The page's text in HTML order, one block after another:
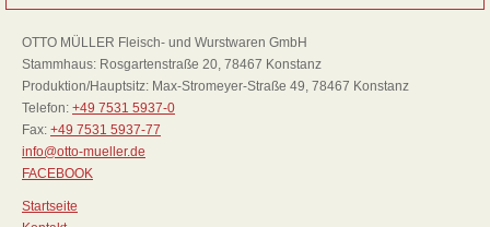
OTTO MÜLLER Fleisch- und Wurstwaren GmbH
Stammhaus: Rosgartenstraße 20, 78467 Konstanz
Produktion/Hauptsitz: Max-Stromeyer-Straße 49, 78467 Konstanz
Telefon: +49 7531 5937-0
Fax: +49 7531 5937-77
info@otto-mueller.de
FACEBOOK
Startseite